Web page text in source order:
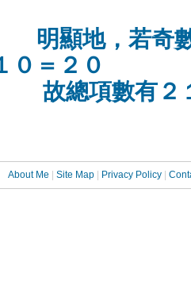
明顯地，若奇
０＝２０
項數有２１
About Me Site Map Privacy Policy